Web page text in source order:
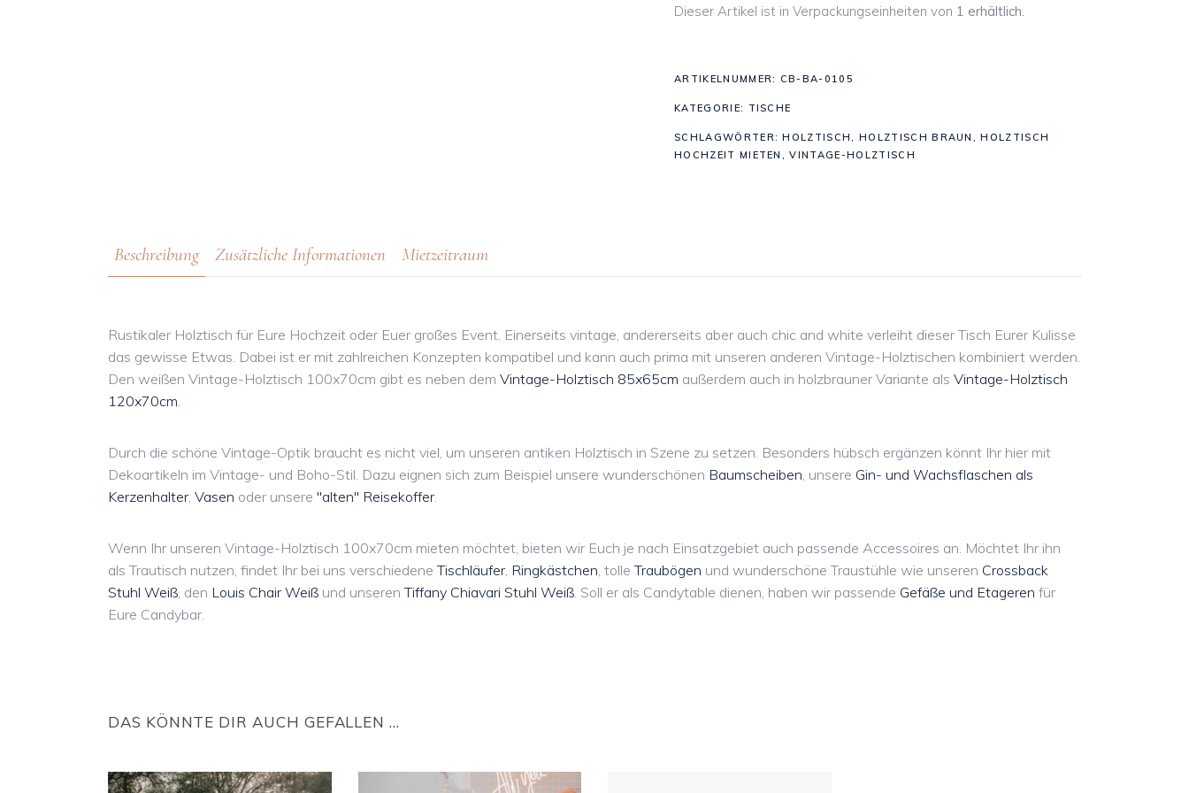
Dieser Artikel ist in Verpackungseinheiten von 1 erhältlich.
ARTIKELNUMMER: CB-BA-0105
KATEGORIE: TISCHE
SCHLAGWÖRTER:HOLZTISCH,HOLZTISCH BRAUN ,HOLZTISCH
HOCHZEIT MIETEN ,VINTAGE-HOLZTISCH
Beschreibung Zusätzliche Informationen Mietzeitraum
Rustikaler Holztisch für Eure Hochzeit oder Euer großes Event. Einerseits vintage, andererseits aber auch chic and white verleiht dieser Tisch Eurer Kulisse
das gewisse Etwas. Dabei ist er mit zahlreichen Konzepten kompatibel und kann auch prima mit unseren anderen Vintage-Holztischen kombiniert werden.
Den weißen Vintage-Holztisch 100x70cm gibt es neben dem Vintage-Holztisch 85x65cm außerdem auch in holzbrauner Variante als Vintage-Holztisch
120x70cm.
Durch die schöne Vintage-Optik braucht es nicht viel, um unseren antiken Holztisch in Szene zu setzen. Besonders hübsch ergänzen könnt Ihr hier mit
Dekoartikeln im Vintage- und Boho-Stil. Dazu eignen sich zum Beispiel unsere wunderschönen Baumscheiben, unsere Gin- und Wachsflaschen als
Kerzenhalter, Vasen oder unsere "alten" Reisekoffer.
Wenn Ihr unseren Vintage-Holztisch 100x70cm mieten möchtet, bieten wir Euch je nach Einsatzgebiet auch passende Accessoires an. Möchtet Ihr ihn
als Trautisch nutzen, findet Ihr bei uns verschiedeneTischläufer, Ringkästchen, tolleTraubögen und wunderschöne Traustühle wie unseren Crossback
Stuhl Weiß, den Louis Chair Weiß und unserenTiffany Chiavari Stuhl Weiß. Soll er als Candytable dienen, haben wir passende Gefäße und Etageren für
Eure Candybar.
DAS KÖNNTE DIR AUCH GEFALLEN …